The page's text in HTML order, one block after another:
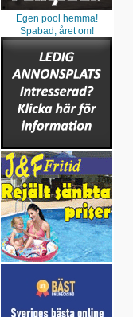
Egen pool hemma!
Spabad, året om!